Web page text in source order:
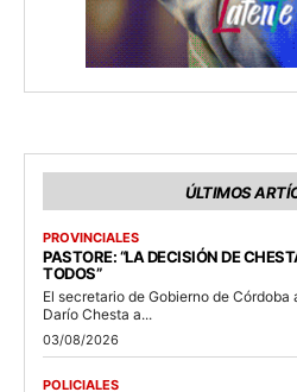
ÚLTIMOS
PROVINCIALES
PASTORE: “LA DECISIÓN DE
TODOS”
El secretario de Gobierno de
Darío Chesta a...
03/08/2026
POLICIALES